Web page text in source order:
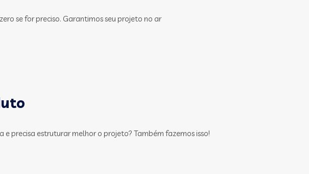
se for preciso. Garantimos seu projeto no ar
e precisa estruturar melhor o projeto? Também fazemos isso!